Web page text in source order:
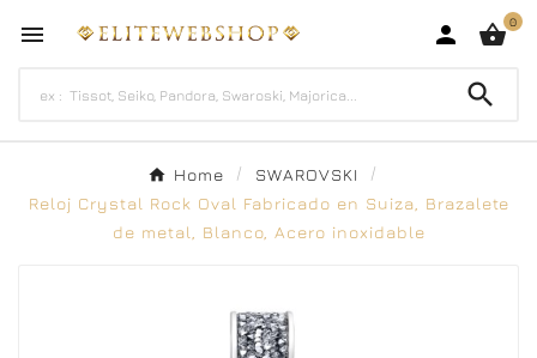
  0

Home
SWAROVSKI
Reloj Crystal Rock Oval Fabricado en Suiza, Brazalete
de metal, Blanco, Acero inoxidable